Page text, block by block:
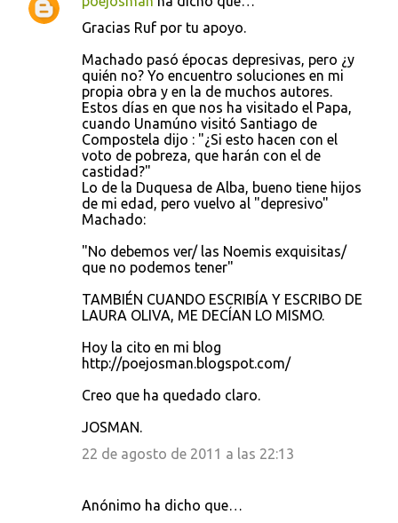
Gracias Ruf por tu apoyo.
Machado pasó épocas depresivas, pero ¿y
quién no? Yo encuentro soluciones en mi
propia obra y en la de muchos autores.
Estos días en que nos ha visitado el Papa,
cuando Unamúno visitó Santiago de
Compostela dijo : "¿Si esto hacen con el
voto de pobreza, que harán con el de
castidad?"
Lo de la Duquesa de Alba, bueno tiene hijos
de mi edad, pero vuelvo al "depresivo"
Machado:
"No debemos ver/ las Noemis exquisitas/
que no podemos tener"
TAMBIÉN CUANDO ESCRIBÍA Y ESCRIBO DE
LAURA OLIVA, ME DECÍAN LO MISMO.
Hoy la cito en mi blog
http://poejosman.blogspot.com/
Creo que ha quedado claro.
JOSMAN.
22 de agosto de 2011 a las 22:13
Anónimo ha dicho que…